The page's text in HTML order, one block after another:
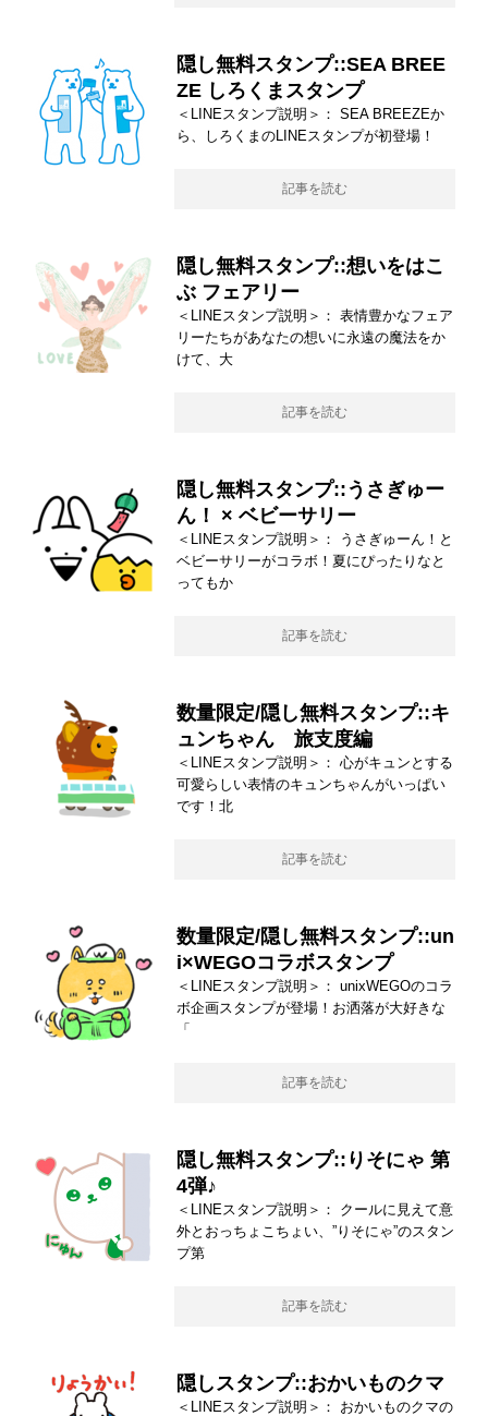
隠し無料スタンプ::SEA BREE
ZE しろくまスタンプ
＜LINEスタンプ説明＞： SEA BREEZEか
ら、しろくまのLINEスタンプが初登場！
記事を読む
隠し無料スタンプ::想いをはこ
ぶ フェアリー
＜LINEスタンプ説明＞： 表情豊かなフェア
リーたちがあなたの想いに永遠の魔法をか
けて、大
記事を読む
隠し無料スタンプ::うさぎゅー
ん！ × ベビーサリー
＜LINEスタンプ説明＞： うさぎゅーん！と
ベビーサリーがコラボ！夏にぴったりなと
ってもか
記事を読む
数量限定/隠し無料スタンプ::キ
ュンちゃん 旅支度編
＜LINEスタンプ説明＞： 心がキュンとする
可愛らしい表情のキュンちゃんがいっぱい
です！北
記事を読む
数量限定/隠し無料スタンプ::un
i×WEGOコラボスタンプ
＜LINEスタンプ説明＞： unixWEGOのコラ
ボ企画スタンプが登場！お洒落が大好きな
「
記事を読む
隠し無料スタンプ::りそにゃ 第
4弾♪
＜LINEスタンプ説明＞： クールに見えて意
外とおっちょこちょい、”りそにゃ”のスタン
プ第
記事を読む
隠しスタンプ::おかいものクマ
＜LINEスタンプ説明＞： おかいものクマの